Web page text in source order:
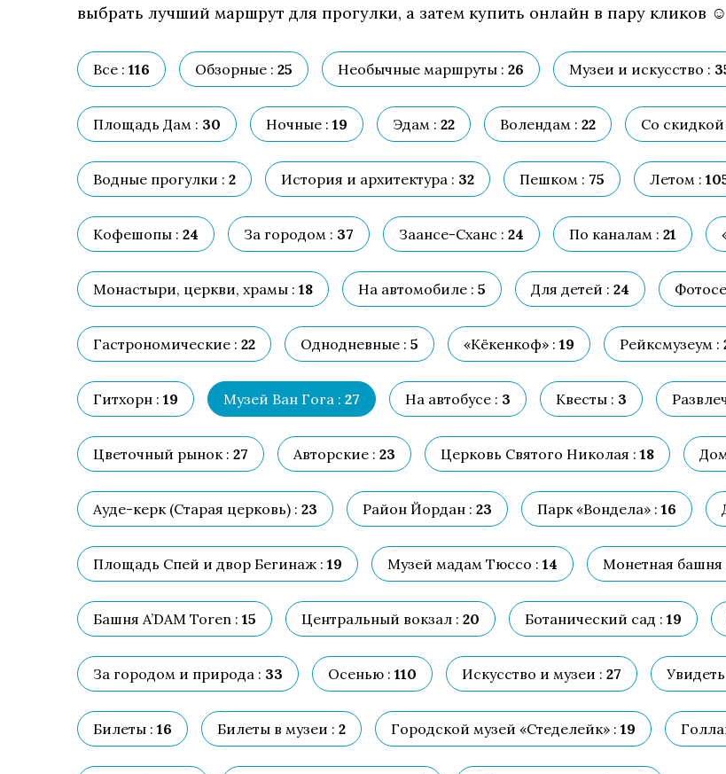
выбрать лучший маршрут для прогулки, а затем купить онлайн в пару кликов ☺
Все : 116 Обзорные : 25 Необычные маршруты : 26 Музеи и искусство :
Площадь Дам : 30 Ночные : 19 Эдам : 22 Волендам : 22 Со скидкой
Водные прогулки : 2 История и архитектура : 32 Пешком : 75 Летом :
Кофешопы : 24 За городом : 37 Заансе-Сханс : 24 По каналам : 21
Монастыри, церкви, храмы : 18 На автомобиле : 5 Для детей : 24
Гастрономические : 22 Однодневные : 5 «Кёкенкоф» : 19 Рейксмузеум :
Гитхорн : 19 Музей Ван Гога : 27 На автобусе : 3 Квесты : 3
Цветочный рынок : 27 Авторские : 23 Церковь Святого Николая : 18
Ауде-керк (Старая церковь) : 23 Район Йордан : 23 Парк «Вондела» : 16
Площадь Спей и двор Бегинаж : 19 Музей мадам Тюссо : 14 Монетная башня
Башня A’DAM Toren : 15 Центральный вокзал : 20 Ботанический сад : 19
За городом и природа : 33 Осенью : 110 Искусство и музеи : 27
Билеты : 16 Билеты в музеи : 2 Городской музей «Стеделейк» : 19